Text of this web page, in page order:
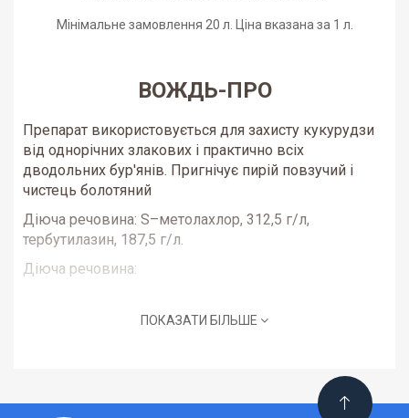
Мінімальне замовлення 20 л. Ціна вказана за 1 л.
ВОЖДЬ-ПРО
Препарат використовується для захисту кукурудзи
від однорічних злакових і практично всіх
дводольних бур'янів. Пригнічує пирій повзучий і
чистець болотяний
Діюча речовина: S–метолахлор, 312,5 г/л,
тербутилазин, 187,5 г/л.
Діюча речовина:
концентрат суспензії (КС)
ПОКАЗАТИ БІЛЬШЕ